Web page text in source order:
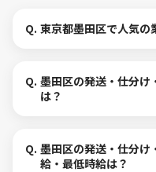
Q. 東京都墨田区で人気の
Q. 墨田区の発送・仕分け
は？
Q. 墨田区の発送・仕分け
給・最低時給は？